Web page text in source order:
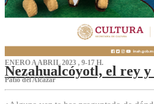
ENERO A ABRIL 2023 , 9-17 H.
Nezahualcóyotl, el rey y
Patio del Alcázar